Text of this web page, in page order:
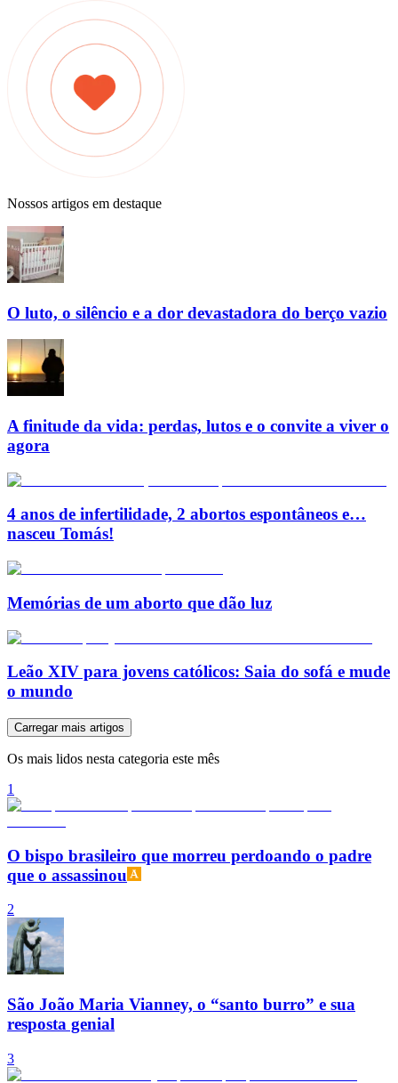
Nossos artigos em destaque
O luto, o silêncio e a dor devastadora do berço vazio
A finitude da vida: perdas, lutos e o convite a viver o
agora
4 anos de infertilidade, 2 abortos espontâneos e…
nasceu Tomás!
Memórias de um aborto que dão luz
Leão XIV para jovens católicos: Saia do sofá e mude
o mundo
Carregar mais artigos
Os mais lidos nesta categoria este mês
1
O bispo brasileiro que morreu perdoando o padre
que o assassinou
2
São João Maria Vianney, o “santo burro” e sua
resposta genial
3